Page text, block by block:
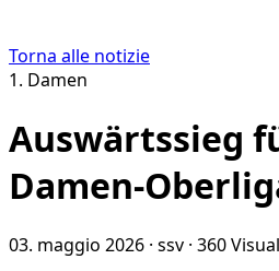
Torna alle notizie
1. Damen
Auswärtssieg
Damen-
03. maggio 2026 · ssv · 360